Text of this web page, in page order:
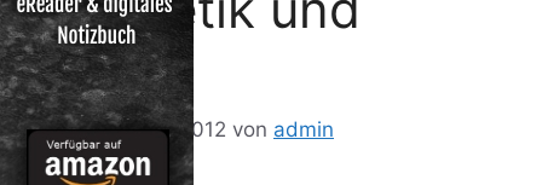
Reisen
26. Dezember 2012 von admin